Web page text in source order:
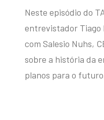
Neste episódio do
entrevistador Tiago
com Salesio Nuhs,
sobre a história da
planos para o